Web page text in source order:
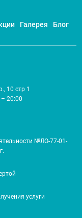
Галерея
Блог
10 стр 1
20:00
№ЛО-77-01-
услуги